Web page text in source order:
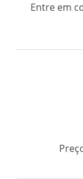
Entre em